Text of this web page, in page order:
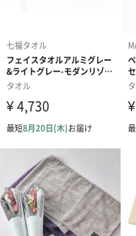
誕生日や結婚祝い・出
ードを同梱します。
メッセージカードや封